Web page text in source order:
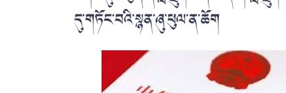
དུ་གཏོང་བའི་སྙན་ཞུ་ཕུལ་ན་ཆོག